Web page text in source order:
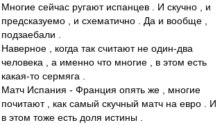
Многие сейчас ругают испанцев . И скучно , и
предсказуемо , и схематично . Да и вообще ,
подзаебали .
Наверное , когда так считают не один-два
человека , а именно что многие , в этом есть
какая-то сермяга .
Матч Испания - Франция опять же , многие
почитают , как самый скучный матч на евро . И
в этом тоже есть доля истины .